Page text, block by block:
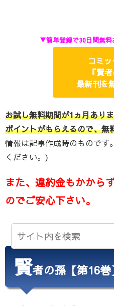
▼簡単登録で30日間無
コミ
『賢
最新刊を
お試し無料期間が1ヵ月あり
ポイントがもらえるので、無
情報は記事作成時のものです
ください。)
また、違約金もかから
のでご安心下さい。
賢者の孫【第16